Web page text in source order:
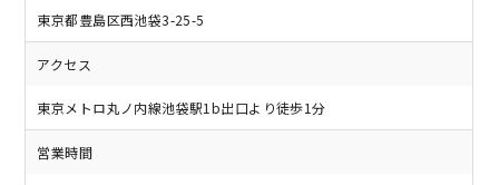
東京都豊島区西池袋3-25-5
アクセス
東京メトロ丸ノ内線池袋駅1b出口より徒歩1分
営業時間